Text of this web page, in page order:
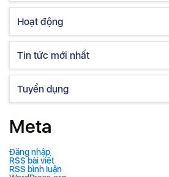
Hoạt động
Tin tức mới nhất
Tuyển dụng
Meta
Đăng nhập
RSS bài viết
RSS bình luận